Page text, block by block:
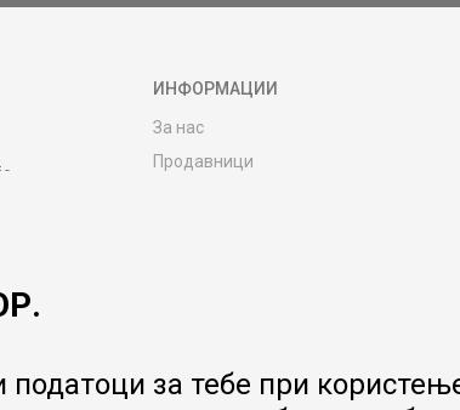
ИНФОРМАЦИИ
За нас
Продавници
Гаранција за производ
за тебе при